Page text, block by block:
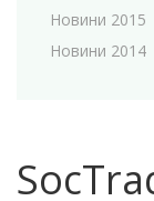
Новини 2015
Новини 2014